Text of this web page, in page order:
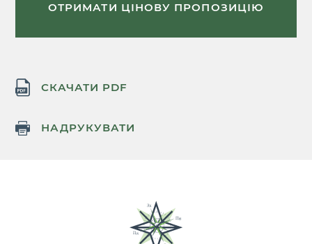
ОТРИМАТИ ЦІНОВУ ПРОПОЗИЦІЮ
СКАЧАТИ PDF
НАДРУКУВАТИ